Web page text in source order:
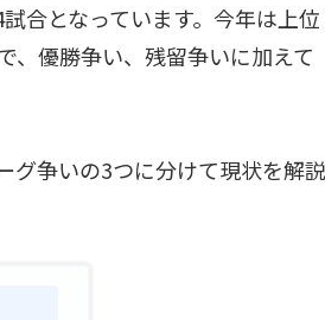
合となっています。今年は上位
、優勝争い、残留争いに加えて
グ争いの3つに分けて現状を解説